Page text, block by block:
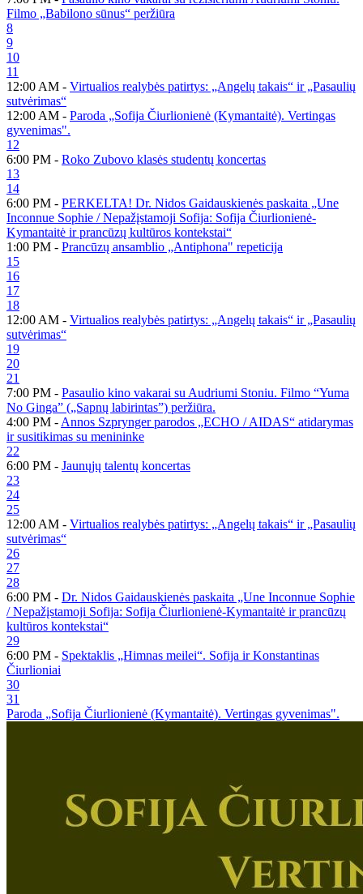
Filmo „Babilono sūnus“ peržiūra
8
9
10
11
12:00 AM - Virtualios realybės patirtys: „Angelų takais“ ir „Pasaulių
sutvėrimas“
12:00 AM - Paroda „Sofija Čiurlionienė (Kymantaitė). Vertingas
gyvenimas".
12
6:00 PM - Roko Zubovo klasės studentų koncertas
13
14
6:00 PM - PERKELTA! Dr. Nidos Gaidauskienės paskaita „Une
Inconnue Sophie / Nepažįstamoji Sofija: Sofija Čiurlionienė-
Kymantaitė ir prancūzų kultūros kontekstai“
1:00 PM - Prancūzų ansamblio „Antiphona" repeticija
15
16
17
18
12:00 AM - Virtualios realybės patirtys: „Angelų takais“ ir „Pasaulių
sutvėrimas“
19
20
21
7:00 PM - Pasaulio kino vakarai su Audriumi Stoniu. Filmo “Yuma
No Ginga” („Sapnų labirintas”) peržiūra.
4:00 PM - Annos Szprynger parodos „ECHO / AIDAS“ atidarymas
ir susitikimas su menininke
22
6:00 PM - Jaunųjų talentų koncertas
23
24
25
12:00 AM - Virtualios realybės patirtys: „Angelų takais“ ir „Pasaulių
sutvėrimas“
26
27
28
6:00 PM - Dr. Nidos Gaidauskienės paskaita „Une Inconnue Sophie
/ Nepažįstamoji Sofija: Sofija Čiurlionienė-Kymantaitė ir prancūzų
kultūros kontekstai“
29
6:00 PM - Spektaklis „Himnas meilei“. Sofija ir Konstantinas
Čiurlioniai
30
31
Paroda „Sofija Čiurlionienė (Kymantaitė). Vertingas gyvenimas".